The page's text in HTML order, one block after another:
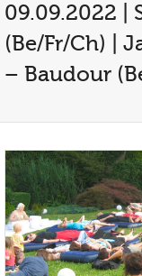
09.09.2022 |
(Be/Fr/Ch) |
– Baudour